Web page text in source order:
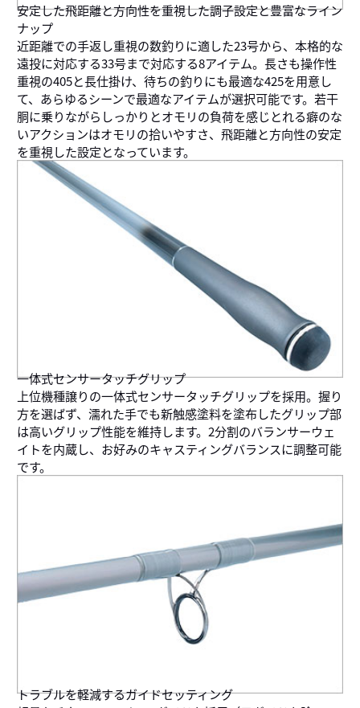
安定した飛距離と方向性を重視した調子設定と豊富なライン
ナップ
近距離での手返し重視の数釣りに適した23号から、本格的な
遠投に対応する33号まで対応する8アイテム。長さも操作性
重視の405と長仕掛け、待ちの釣りにも最適な425を用意し
て、あらゆるシーンで最適なアイテムが選択可能です。若干
胴に乗りながらしっかりとオモリの負荷を感じとれる癖のな
いアクションはオモリの拾いやすさ、飛距離と方向性の安定
を重視した設定となっています。
一体式センサータッチグリップ
上位機種譲りの一体式センサータッチグリップを採用。握り
方を選ばず、濡れた手でも新触感塗料を塗布したグリップ部
は高いグリップ性能を維持します。2分割のバランサーウェ
イトを内蔵し、お好みのキャスティングバランスに調整可能
です。
トラブルを軽減するガイドセッティング